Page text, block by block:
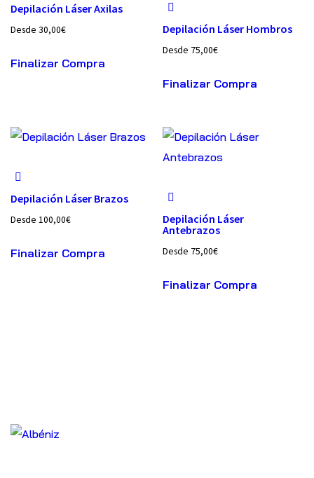
Depilación Láser Axilas
Desde 30,00€
Finalizar Compra
Depilación Láser Hombros
Desde 75,00€
Finalizar Compra
Depilación Láser Brazos
Desde 100,00€
Finalizar Compra
Depilación Láser
Antebrazos
Desde 75,00€
Finalizar Compra